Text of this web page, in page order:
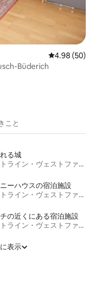
レビュー50
4.98 (50)
Büderich
こと
る城
ノルトライン・ヴェストファーレン州
ーハウスの宿泊施設
ノルトライン・ヴェストファーレン州
の近くにある宿泊施設
ノルトライン・ヴェストファーレン州
表示